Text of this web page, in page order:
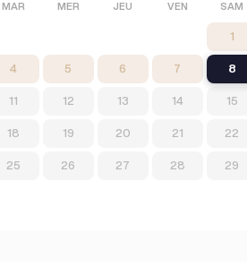
MAR MER JEU VEN SAM
1
4 5 6 7 8
11 12 13 14 15
18 19 20 21 22
25 26 27 28 29